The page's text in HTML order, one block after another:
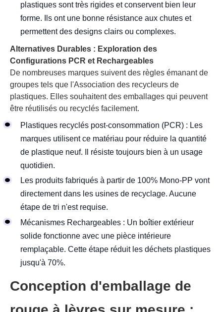
plastiques sont très rigides et conservent bien leur
forme. Ils ont une bonne résistance aux chutes et
permettent des designs clairs ou complexes.
Alternatives Durables : Exploration des
Configurations PCR et Rechargeables
De nombreuses marques suivent des règles émanant de
groupes tels que l'Association des recycleurs de
plastiques. Elles souhaitent des emballages qui peuvent
être réutilisés ou recyclés facilement.
Plastiques recyclés post-consommation (PCR) : Les
marques utilisent ce matériau pour réduire la quantité
de plastique neuf. Il résiste toujours bien à un usage
quotidien.
Les produits fabriqués à partir de 100% Mono-PP vont
directement dans les usines de recyclage. Aucune
étape de tri n'est requise.
Mécanismes Rechargeables : Un boîtier extérieur
solide fonctionne avec une pièce intérieure
remplaçable. Cette étape réduit les déchets plastiques
jusqu'à 70%.
Conception d'emballage de